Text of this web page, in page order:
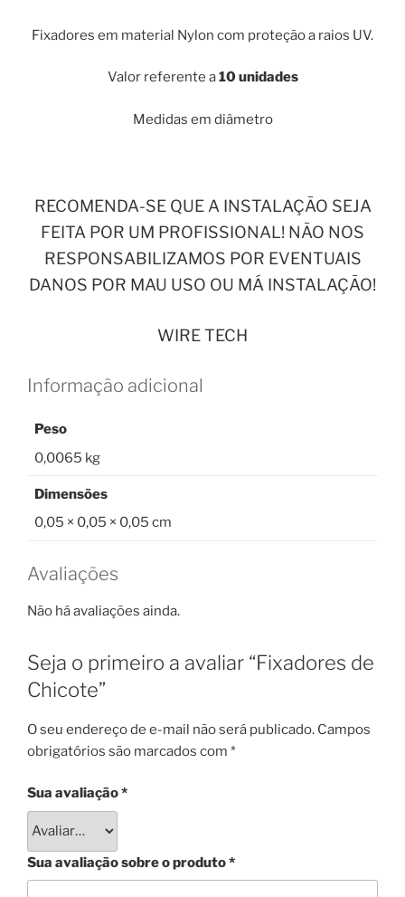
Fixadores em material Nylon com proteção a raios UV.
Valor referente a10 unidades
Medidas em diâmetro
RECOMENDA-SE QUE A INSTALAÇÃO SEJA
FEITA POR UM PROFISSIONAL! NÃO NOS
RESPONSABILIZAMOS POR EVENTUAIS
DANOS POR MAU USO OU MÁ INSTALAÇÃO!
WIRE TECH
Informação adicional
Peso
0,0065 kg
Dimensões
0,05 × 0,05 × 0,05 cm
Avaliações
Não há avaliações ainda.
Seja o primeiro a avaliar “Fixadores de
Chicote”
O seu endereço de e-mail não será publicado. Campos
obrigatórios são marcados com *
Sua avaliação*
Sua avaliação sobre o produto*